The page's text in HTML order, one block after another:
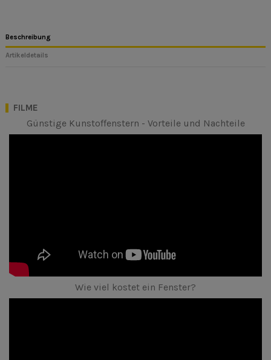
Beschreibung
Artikeldetails
FILME
Günstige Kunstoffenstern - Vorteile und Nachteile
Wie viel kostet ein Fenster?